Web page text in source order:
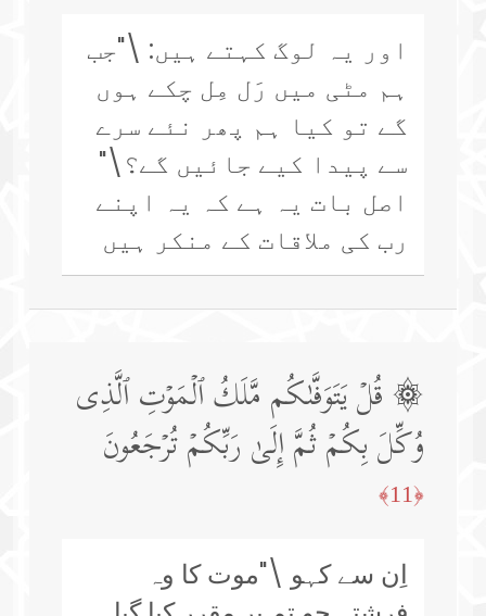
اور یہ لوگ کہتے ہیں: \"جب
ہم مٹی میں رَل مِل چکے ہوں
گے تو کیا ہم پھر نئے سرے
سے پیدا کیے جائیں گے؟\"
اصل بات یہ ہے کہ یہ اپنے
رب کی ملاقات کے منکر ہیں
۞ قُلۡ یَتَوَفَّىٰكُم مَّلَكُ ٱلۡمَوۡتِ ٱلَّذِی
وُكِّلَ بِكُمۡ ثُمَّ إِلَىٰ رَبِّكُمۡ تُرۡجَعُونَ
﴿11﴾
اِن سے کہو \"موت کا وہ